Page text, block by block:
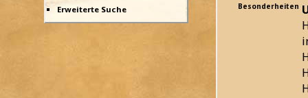
Erweiterte Suche
Besonderheiten